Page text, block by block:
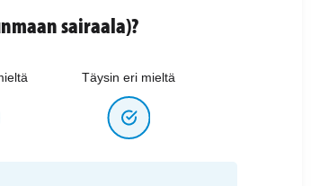
sairaala)?
Täysin eri mieltä